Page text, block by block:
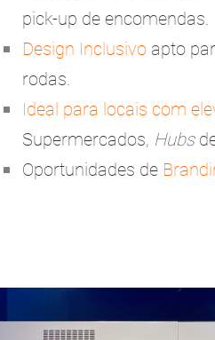
pick-up de encomendas.
Design Inclusivo apto
rodas.
Ideal para locais com
Supermercados, Hubs
Oportunidades de